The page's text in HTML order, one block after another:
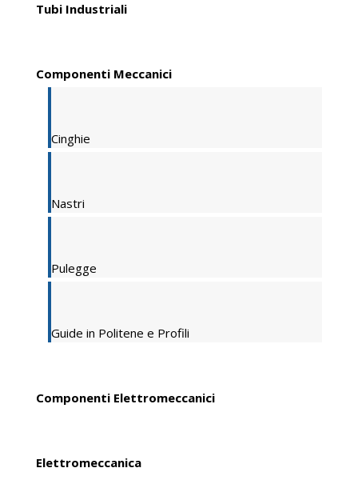
Tubi Industriali
Componenti Meccanici
Cinghie
Nastri
Pulegge
Guide in Politene e Profili
Componenti Elettromeccanici
Elettromeccanica